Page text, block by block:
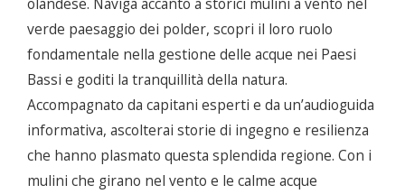
verde paesaggio dei polder, scopri il loro ruolo
fondamentale nella gestione delle acque nei Paesi
Bassi e goditi la tranquillità della natura.
Accompagnato da capitani esperti e da un’audioguida
informativa, ascolterai storie di ingegno e resilienza
che hanno plasmato questa splendida regione. Con i
mulini che girano nel vento e le calme acque